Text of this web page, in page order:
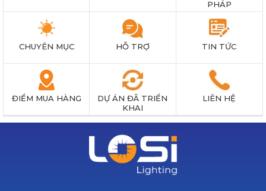
PHÁP
CHUYÊN MỤC HỖ TRỢ TIN TỨC
ĐIỂM MUA HÀNG
DỰ ÁN ĐÃ TRIỂN
KHAI
LIÊN HỆ